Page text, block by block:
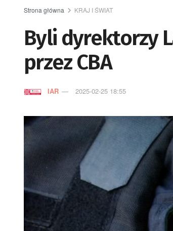
Strona główna KRAJ I ŚWIAT
Byli dyrektorzy
przez CBA
IAR 2025-02-25 18:55